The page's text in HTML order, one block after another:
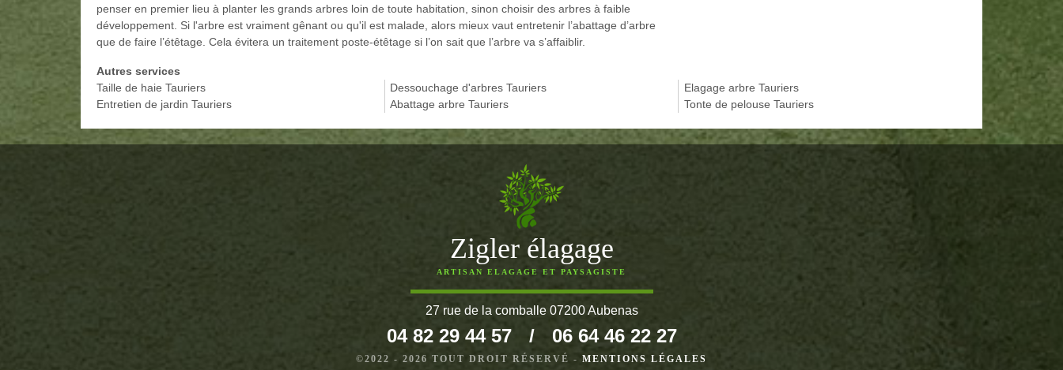
penser en premier lieu à planter les grands arbres loin de toute habitation, sinon choisir des arbres à faible
développement. Si l'arbre est vraiment gênant ou qu'il est malade, alors mieux vaut entretenir l’abattage d’arbre
que de faire l’étêtage. Cela évitera un traitement poste-étêtage si l’on sait que l’arbre va s’affaiblir.
Autres services
Taille de haie Tauriers
Entretien de jardin Tauriers
Dessouchage d'arbres Tauriers
Abattage arbre Tauriers
Elagage arbre Tauriers
Tonte de pelouse Tauriers
Zigler élagage
ARTISAN ELAGAGE ET PAYSAGISTE
27 rue de la comballe 07200 Aubenas
04 82 29 44 57 / 06 64 46 22 27
©2022 - 2026 TOUT DROIT RÉSERVÉ - MENTIONS LÉGALES